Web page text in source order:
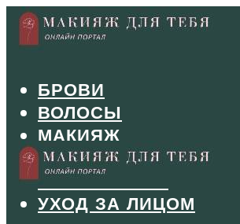
БРОВИ
ВОЛОСЫ
МАКИЯЖ
МАНИКЮР
ТУШЬ И ТЕНИ
УХОД ЗА ЛИЦОМ